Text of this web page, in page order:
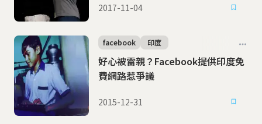
2017-11-04
好心被雷親？Facebook提供印度免
費網路惹爭議
facebook 印度
2015-12-31